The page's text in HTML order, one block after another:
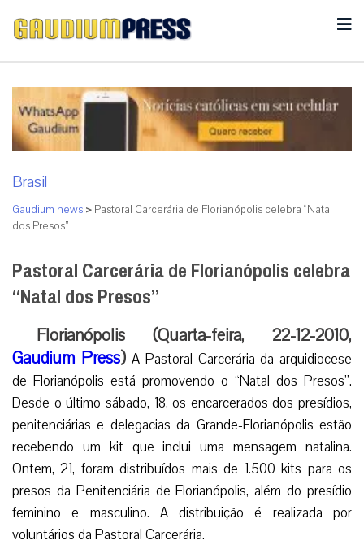
Brasil
Gaudium news > Pastoral Carcerária de Florianópolis celebra “Natal
dos Presos”
Pastoral Carcerária de Florianópolis celebra
“Natal dos Presos”
Florianópolis (Quarta-feira, 22-12-2010,
Gaudium Press)A Pastoral Carcerária da arquidiocese
de Florianópolis está promovendo o “Natal dos Presos”.
Desde o último sábado, 18, os encarcerados dos presídios,
penitenciárias e delegacias da Grande-Florianópolis estão
recebendo um kit que inclui uma mensagem natalina.
Ontem, 21, foram distribuídos mais de 1.500 kits para os
presos da Penitenciária de Florianópolis, além do presídio
feminino e masculino. A distribuição é realizada por
voluntários da Pastoral Carcerária.